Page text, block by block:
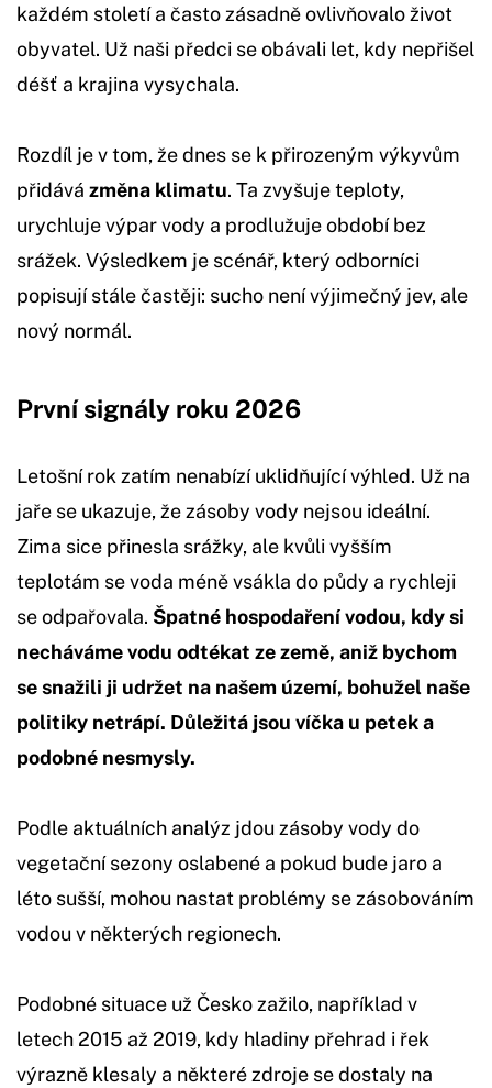
každém století a často zásadně ovlivňovalo život
obyvatel. Už naši předci se obávali let, kdy nepřišel
déšť a krajina vysychala.
Rozdíl je v tom, že dnes se k přirozeným výkyvům
přidává změna klimatu. Ta zvyšuje teploty,
urychluje výpar vody a prodlužuje období bez
srážek. Výsledkem je scénář, který odborníci
popisují stále častěji: sucho není výjimečný jev, ale
nový normál.
První signály roku 2026
Letošní rok zatím nenabízí uklidňující výhled. Už na
jaře se ukazuje, že zásoby vody nejsou ideální.
Zima sice přinesla srážky, ale kvůli vyšším
teplotám se voda méně vsákla do půdy a rychleji
se odpařovala. Špatné hospodaření vodou, kdy si
necháváme vodu odtékat ze země, aniž bychom
se snažili ji udržet na našem území, bohužel naše
politiky netrápí. Důležitá jsou víčka u petek a
podobné nesmysly.
Podle aktuálních analýz jdou zásoby vody do
vegetační sezony oslabené a pokud bude jaro a
léto sušší, mohou nastat problémy se zásobováním
vodou v některých regionech.
Podobné situace už Česko zažilo, například v
letech 2015 až 2019, kdy hladiny přehrad i řek
výrazně klesaly a některé zdroje se dostaly na